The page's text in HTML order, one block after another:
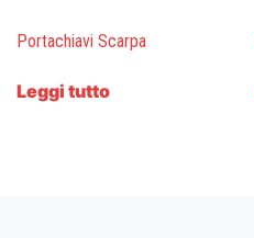
Portachiavi Scarpa
Leggi tutto